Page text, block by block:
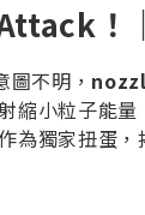
CN), $8000！｜
不明，
縮小粒子能量
為獨家扭蛋，